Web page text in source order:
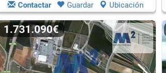
Contactar Guardar Ubicación
1.731.090€